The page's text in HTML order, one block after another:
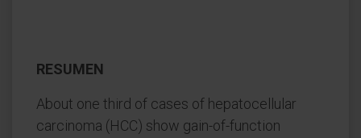
RESUMEN
About one third of cases of hepatocellular
carcinoma (HCC) show gain-of-function